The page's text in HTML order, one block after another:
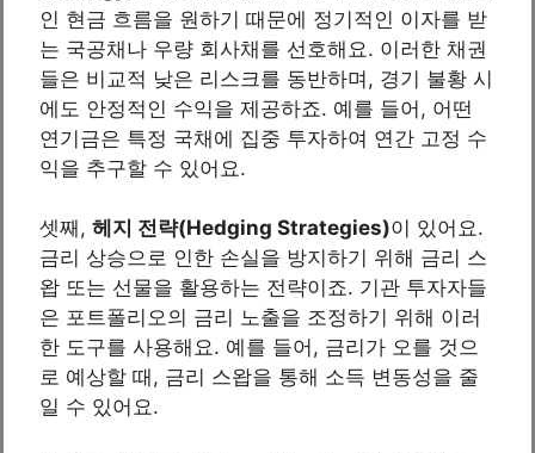
인 현금 흐름을 원하기 때문에 정기적인 이자를 받
는 국공채나 우량 회사채를 선호해요. 이러한 채권
들은 비교적 낮은 리스크를 동반하며, 경기 불황 시
에도 안정적인 수익을 제공하죠. 예를 들어, 어떤
연기금은 특정 국채에 집중 투자하여 연간 고정 수
익을 추구할 수 있어요.
셋째, 헤지 전략(Hedging Strategies)이 있어요.
금리 상승으로 인한 손실을 방지하기 위해 금리 스
왑 또는 선물을 활용하는 전략이죠. 기관 투자자들
은 포트폴리오의 금리 노출을 조정하기 위해 이러
한 도구를 사용해요. 예를 들어, 금리가 오를 것으
로 예상할 때, 금리 스왑을 통해 소득 변동성을 줄
일 수 있어요.